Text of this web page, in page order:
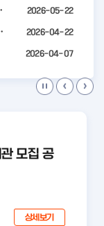
안내 2026-05-22
2차 수정 공고 2026-04-22
2026-04-07
모집 공
상세보기